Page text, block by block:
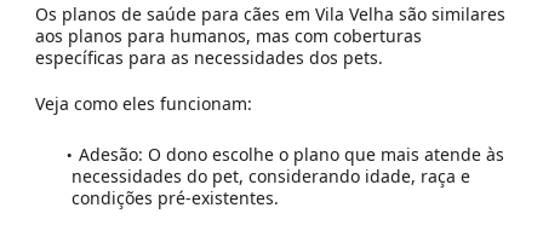
Os planos de saúde para cães em Vila Velha são similares
aos planos para humanos, mas com coberturas
específicas para as necessidades dos pets.
Veja como eles funcionam:
Adesão: O dono escolhe o plano que mais atende às
necessidades do pet, considerando idade, raça e
condições pré-existentes.